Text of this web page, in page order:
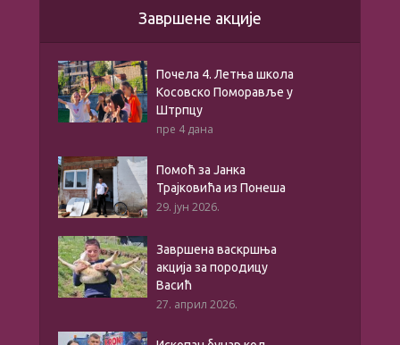
Завршене акције
Почела 4. Летња школа
Косовско Поморавље у
Штрпцу
пре 4 дана
Помоћ за Јанка
Трајковића из Понеша
29. јун 2026.
Завршена васкршња
акција за породицу
Васић
27. април 2026.